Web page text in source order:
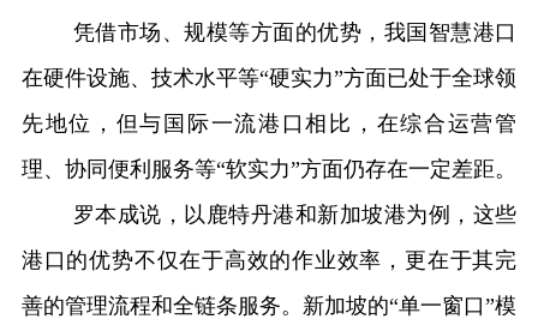
凭借市场、规模等方面的优势， 我国 智慧港口
在硬件设施、技术水平等“硬实力”方面已处于全球领
先地位，但与国际一流港口相比，在综合运营管
理、协同便利服务等“软实力”方面仍存在一定差距。
罗本成说，以鹿特丹港和新加坡港为例，这些
港口的优势不仅在于高效的作业效率，更在于其完
善的管理流程和全链条服务。新加坡的“单一窗口”模